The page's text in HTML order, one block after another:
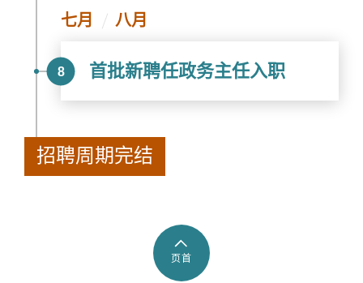
七月 八月
8 首批新聘任政务主任入职
招聘周期完结
页首